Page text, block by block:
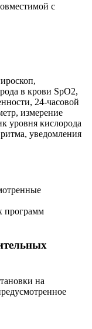
с
в крови SpO2,
24-часовой
измерение
уровня кислорода
уведомления
программ
на